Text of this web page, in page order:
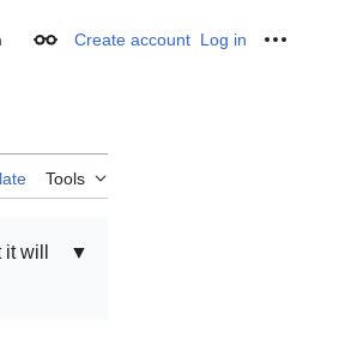
Appearance
Create account Log in
Tools
▼
will